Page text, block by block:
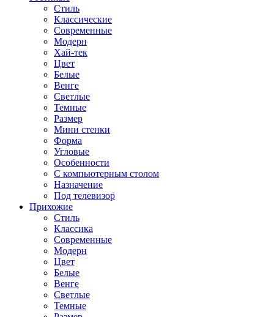
Стиль
Классические
Современные
Модерн
Хай-тек
Цвет
Белые
Венге
Светлые
Темные
Размер
Мини стенки
Форма
Угловые
Особенности
С компьютерным столом
Назначение
Под телевизор
Прихожие
Стиль
Классика
Современные
Модерн
Цвет
Белые
Венге
Светлые
Темные